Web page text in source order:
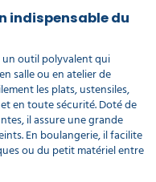
indispensable du
un outil polyvalent qui
salle ou en atelier de
les plats, ustensiles,
en toute sécurité. Doté de
il assure une grande
En boulangerie, il facilite
ou du petit matériel entre